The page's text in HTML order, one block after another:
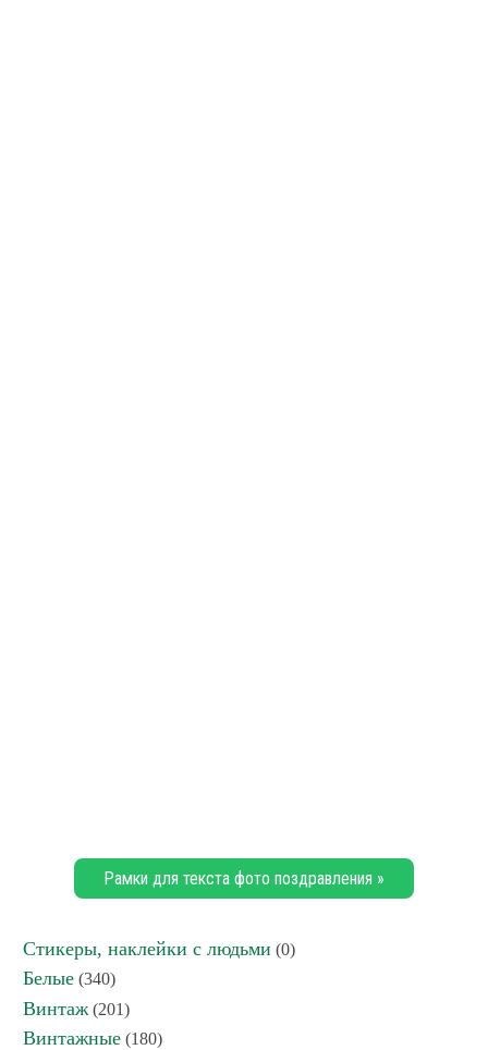
Рамки для текста фото поздравления »
Стикеры, наклейки с людьми (0)
Белые (340)
Винтаж (201)
Винтажные (180)